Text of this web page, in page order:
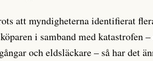
att myndigheterna identifierat
i samband med katastrofen
och eldsläckare – så har det